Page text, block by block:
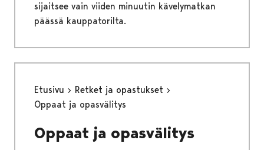
sijaitsee vain viiden minuutin kävelymatkan
päässä kauppatorilta.
Etusivu
Retket ja opastukset
Oppaat ja opasvälitys
Oppaat ja opasvälitys